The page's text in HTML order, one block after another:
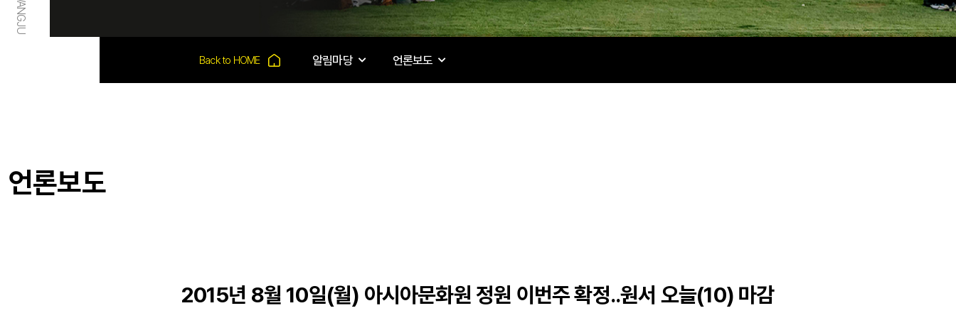
알림마당 언론보도
언론보도
2015년 8월 10일(월) 아시아문화원 정원 이번주 확정..원서 오늘(10) 마감